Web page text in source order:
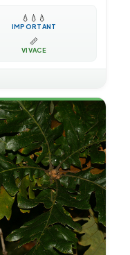
💧 💧 💧
IMPORTANT
📏
VIVACE